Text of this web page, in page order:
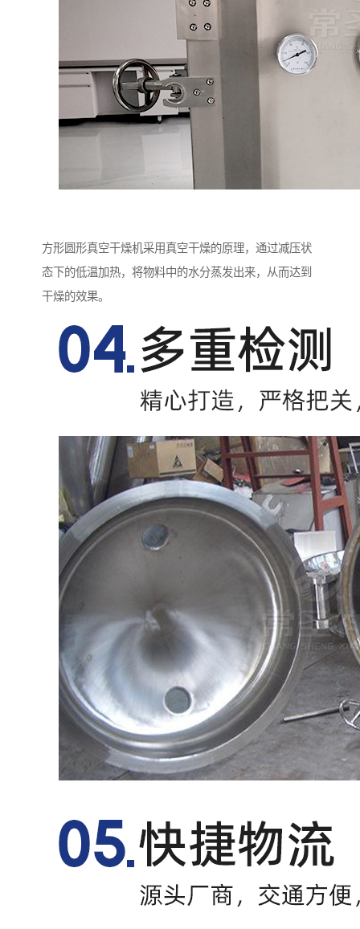
方形圆形真空干燥机采用真空干燥的原理，通过减压状
态下的低温加热，将物料中的水分蒸发出来，从而达到
干燥的效果。